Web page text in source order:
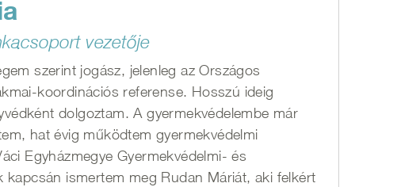
vezetője
szerint jogász, jelenleg az Országos
koordinációs referense. Hosszú ideig
dolgoztam. A gyermekvédelembe már
hat évig működtem gyermekvédelmi
Egyházmegye Gyermekvédelmi- és
ismertem meg Rudan Máriát, aki felkért